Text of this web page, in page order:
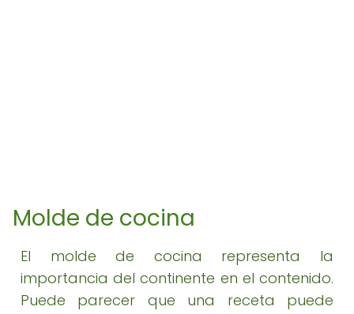
Molde de cocina
El molde de cocina representa la
importancia del continente en el contenido.
Puede parecer que una receta puede